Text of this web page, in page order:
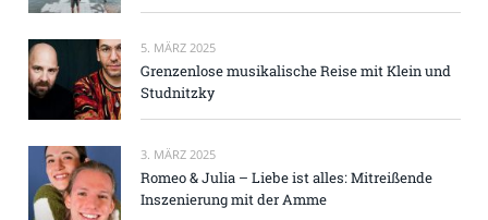
5. MÄRZ 2025
Grenzenlose musikalische Reise mit Klein und
Studnitzky
3. MÄRZ 2025
Romeo & Julia – Liebe ist alles: Mitreißende
Inszenierung mit der Amme